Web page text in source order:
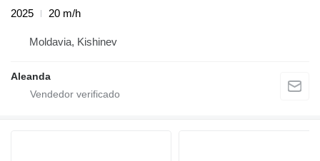
2025
20 m/h
Moldavia, Kishinev
Aleanda